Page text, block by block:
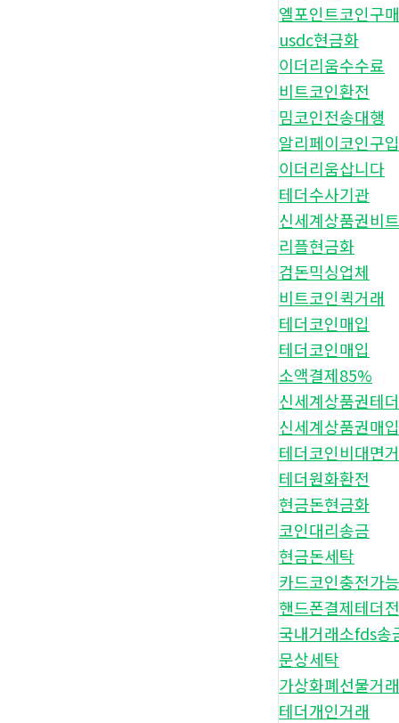
엘포인트코인구
usdc현금화
이더리움수수료
비트코인환전
밈코인전송대행
알리페이코인구입
이더리움삽니다
테더수사기관
신세계상품권비
리플현금화
검돈믹싱업체
비트코인퀵거래
테더코인매입
테더코인매입
소액결제85%
신세계상품권테
신세계상품권매입
테더코인비대면
테더원화환전
현금돈현금화
코인대리송금
현금돈세탁
카드코인충전가능
핸드폰결제테더
국내거래소fds송
문상세탁
가상화폐선물거래
테더개인거래